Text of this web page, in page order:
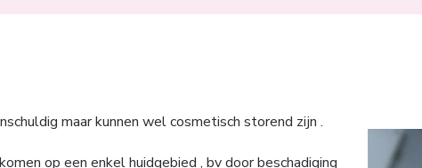
maar kunnen wel cosmetisch storend zijn .
op een enkel huidgebied , bv door beschadiging